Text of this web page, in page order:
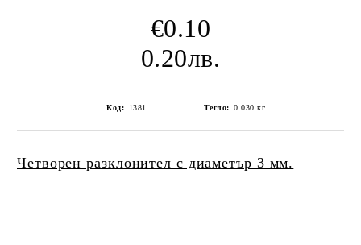
€0.10
0.20лв.
Код: 1381 Тегло: 0.030 кг
Четворен разклонител с диаметър 3 мм.